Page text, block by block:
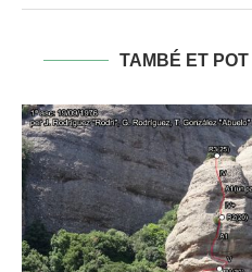
TAMBÉ ET